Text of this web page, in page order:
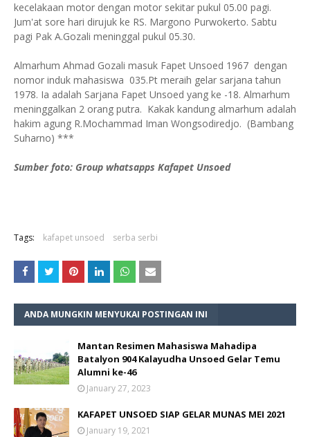
kecelakaan motor dengan motor sekitar pukul 05.00 pagi.
Jum'at sore hari dirujuk ke RS. Margono Purwokerto. Sabtu
pagi Pak A.Gozali meninggal pukul 05.30.
Almarhum Ahmad Gozali masuk Fapet Unsoed 1967 dengan
nomor induk mahasiswa 035.Pt meraih gelar sarjana tahun
1978. Ia adalah Sarjana Fapet Unsoed yang ke -18. Almarhum
meninggalkan 2 orang putra. Kakak kandung almarhum adalah
hakim agung R.Mochammad Iman Wongsodiredjo. (Bambang
Suharno) ***
Sumber foto: Group whatsapps Kafapet Unsoed
Tags: kafapet unsoed serba serbi
ANDA MUNGKIN MENYUKAI POSTINGAN INI
Mantan Resimen Mahasiswa Mahadipa
Batalyon 904 Kalayudha Unsoed Gelar Temu
Alumni ke-46
January 27, 2023
KAFAPET UNSOED SIAP GELAR MUNAS MEI 2021
January 19, 2021